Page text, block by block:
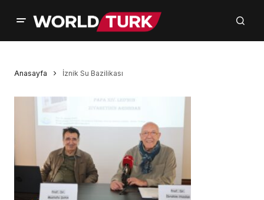
Anasayfa İznik Su Bazilikası